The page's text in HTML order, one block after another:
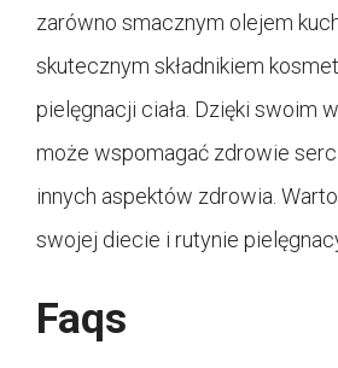
zarówno smacznym olejem
skutecznym składnikiem
pielęgnacji ciała. Dzięki swoim
może wspomagać zdrowie
innych aspektów zdrowia.
swojej diecie i rutynie
Faqs